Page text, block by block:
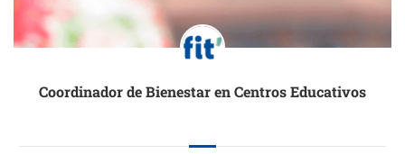
Coordinador de Bienestar en Centros Educativos